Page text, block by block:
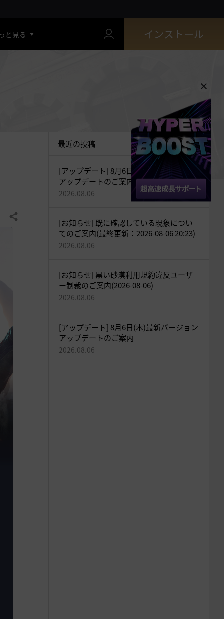
と見る インストール
共有する
最近の投稿
[アップデート] 8月6日(木)最新バージョン
アップデートのご案内
2026.08.06
[お知らせ] 既に確認している現象につい
てのご案内(最終更新：2026-08-06 20:23)
2026.08.06
[お知らせ] 黒い砂漠利用規約違反ユーザ
ー制裁のご案内(2026-08-06)
2026.08.06
[アップデート] 8月6日(木)最新バージョン
アップデートのご案内
2026.08.06